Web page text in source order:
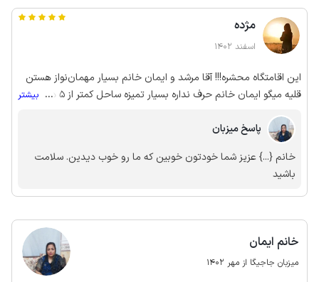
مژده
اسفند 1402
این اقامتگاه محشره!!! آقا مرشد و ایمان خانم بسیار مهمان‌نواز هستن
قلیه میگو ایمان خانم حرف نداره بسیار تمیزه ساحل کمتر از ۵ دقیقه
قصد تمدد اعصاب و استراحت دارید این انتخاب انتخاب بی نظیریه
داخل اقامتگاه سوپر مارکت هست که تقریبا هر چیزی ک لازمتون میشه
رو داره. داخل اقامتگاه یه ایوان قشنگ با درختهای انبه وجود داره که
خیلی زیبا دیزاین شده و همچنین یه پشت‌بوم/نشیمن داره صندلی و
نیمکت گذاری شده رو به دریا که برای دیدن غروب عالیه! در مجموع از
... بیشتر
پاسخ میزبان
خانم {...} عزیز شما خودتون خوبین که ما رو خوب دیدین. سلامت
باشید
خانم ایمان
میزبان جاجیگا از مهر 1402